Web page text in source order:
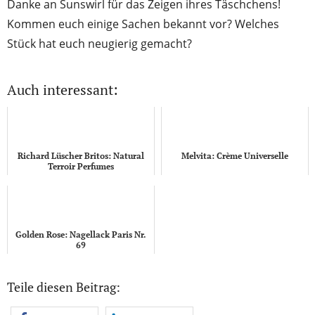
Danke an Sunswirl für das Zeigen ihres Täschchens!
Kommen euch einige Sachen bekannt vor? Welches
Stück hat euch neugierig gemacht?
Auch interessant:
Richard Lüscher Britos: Natural
Terroir Perfumes
Melvita: Crème Universelle
Golden Rose: Nagellack Paris Nr.
69
Teile diesen Beitrag: